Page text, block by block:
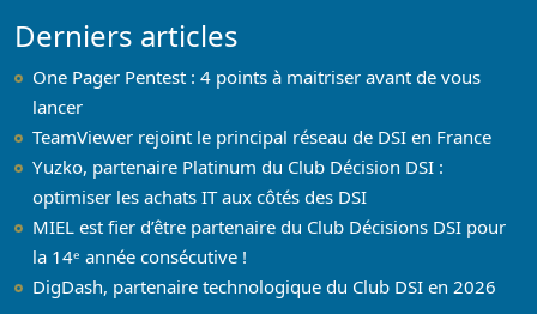
Derniers articles
One Pager Pentest : 4 points à maitriser avant de vous
lancer
TeamViewer rejoint le principal réseau de DSI en France
Yuzko, partenaire Platinum du Club Décision DSI :
optimiser les achats IT aux côtés des DSI
MIEL est fier d’être partenaire du Club Décisions DSI pour
la 14ᵉ année consécutive !
DigDash, partenaire technologique du Club DSI en 2026